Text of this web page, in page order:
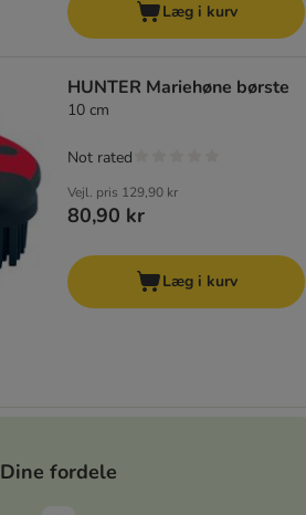
Læg i kurv
HUNTER Mariehøne børste
10 cm
Vejl. pris 129,90 kr
80,90 kr
Not rated
Læg i kurv
Dine fordele